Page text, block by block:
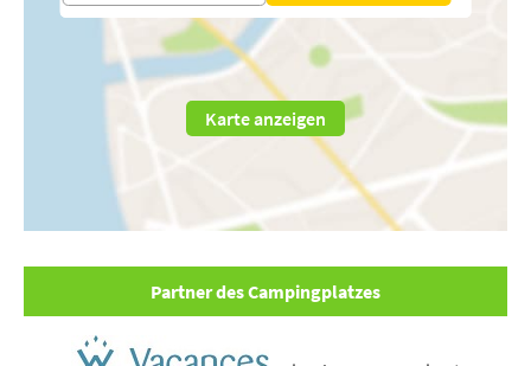
Karte anzeigen
Partner des Campingplatzes